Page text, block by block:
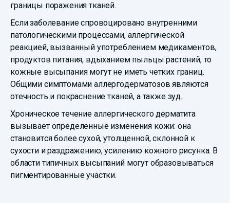
границы поражения тканей.
Если заболевание спровоцировано внутренними
патологическими процессами, аллергической
реакцией, вызванный употреблением медикаментов,
продуктов питания, вдыханием пыльцы растений, то
кожные высыпания могут не иметь четких границ.
Общими симптомами аллергодерматозов являются
отечность и покраснение тканей, а также зуд.
Хроническое течение аллергического дерматита
вызывает определенные изменения кожи: она
становится более сухой, утолщенной, склонной к
сухости и раздражению, усилению кожного рисунка. В
области типичных высыпаний могут образовываться
пигментированные участки.